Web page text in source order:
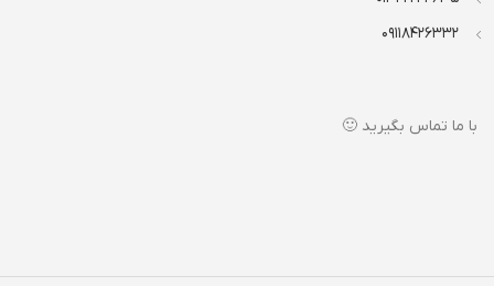
09118426332
با ما تماس بگیرید 🙂